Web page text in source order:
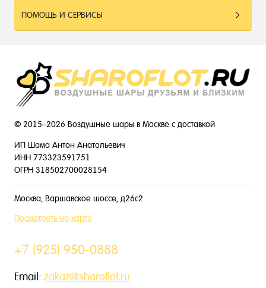
ПОМОЩЬ И СЕРВИСЫ
© 2015–2026 Воздушные шары в Москве с доставкой
ИП Шама Антон Анатольевич
ИНН 773323591751
ОГРН 318502700028154
Москва, Варшавское шоссе, д26с2
Посмотреть на карте
+7 (925) 950-0888
Email: zakaz@sharoflot.ru